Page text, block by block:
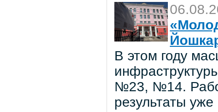
В этом году
№23, №14.
результаты